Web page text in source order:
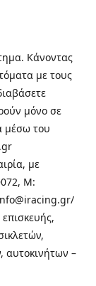
Κάνοντας
με τους
μόνο σε
μέσω του
με
M:
αυτοκινήτων –